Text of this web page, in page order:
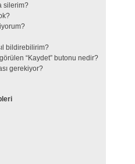
silerim?
bildirebilirim?
“Kaydet” butonu nedir?
gerekiyor?